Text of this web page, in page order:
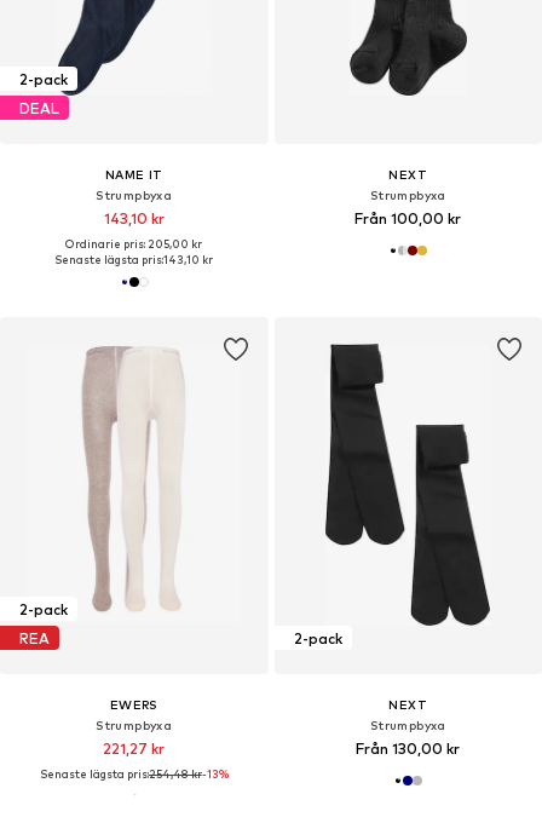
2-pack
DEAL
NAME IT
Strumpbyxa
143,10 kr
Ordinarie pris: 205,00 kr
Senaste lägsta pris:143,10 kr
NEXT
Strumpbyxa
Från 100,00 kr
2-pack
REA
EWERS
Strumpbyxa
221,27 kr
Senaste lägsta pris:254,48 kr-13%
2-pack
NEXT
Strumpbyxa
Från 130,00 kr